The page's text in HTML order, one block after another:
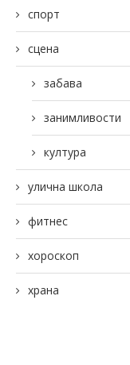
спорт
сцена
забава
занимливости
култура
улична школа
фитнес
хороскоп
храна